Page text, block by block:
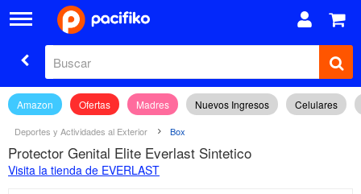
Amazon Ofertas Madres Nuevos Ingresos Celulares
Deportes y Actividades al Exterior Box
Protector Genital Elite Everlast Sintetico
Visita la tienda de EVERLAST